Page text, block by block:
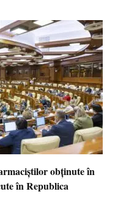
obținute în
în Republica